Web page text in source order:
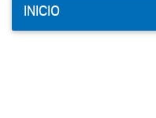
INICIO